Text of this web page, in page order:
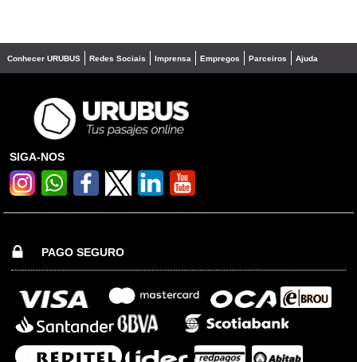
Conhecer URUBUS Redes Sociais Imprensa Empregos Parceiros Ajuda
SIGA-NOS
PAGO SEGURO